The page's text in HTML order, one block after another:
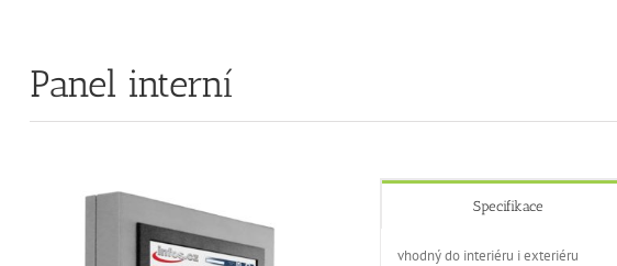
Panel interní
Specifikace
vhodný do interiéru i exteriéru